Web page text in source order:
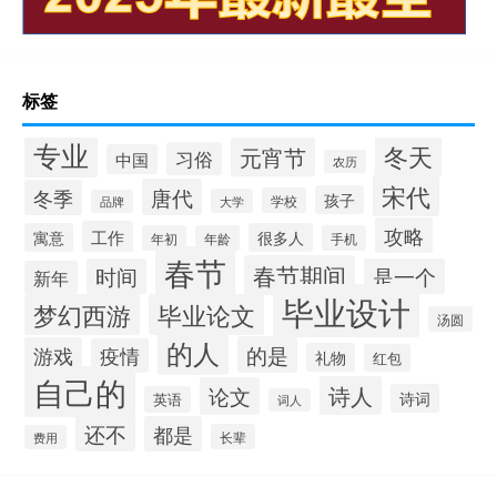
标签
专业 中国 习俗 元宵节 农历 冬天
冬季 品牌 唐代 大学 学校 孩子 宋代
寓意 工作 年初 年龄 很多人 手机 攻略
新年 时间 春节 春节期间 是一个
梦幻西游 毕业论文 毕业设计 汤圆
游戏 疫情 的人 的是 礼物 红包
自己的 英语 论文 词人 诗人 诗词
费用 还不 都是 长辈